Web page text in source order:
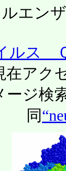
エン
ルス
在アク
ージ検
同